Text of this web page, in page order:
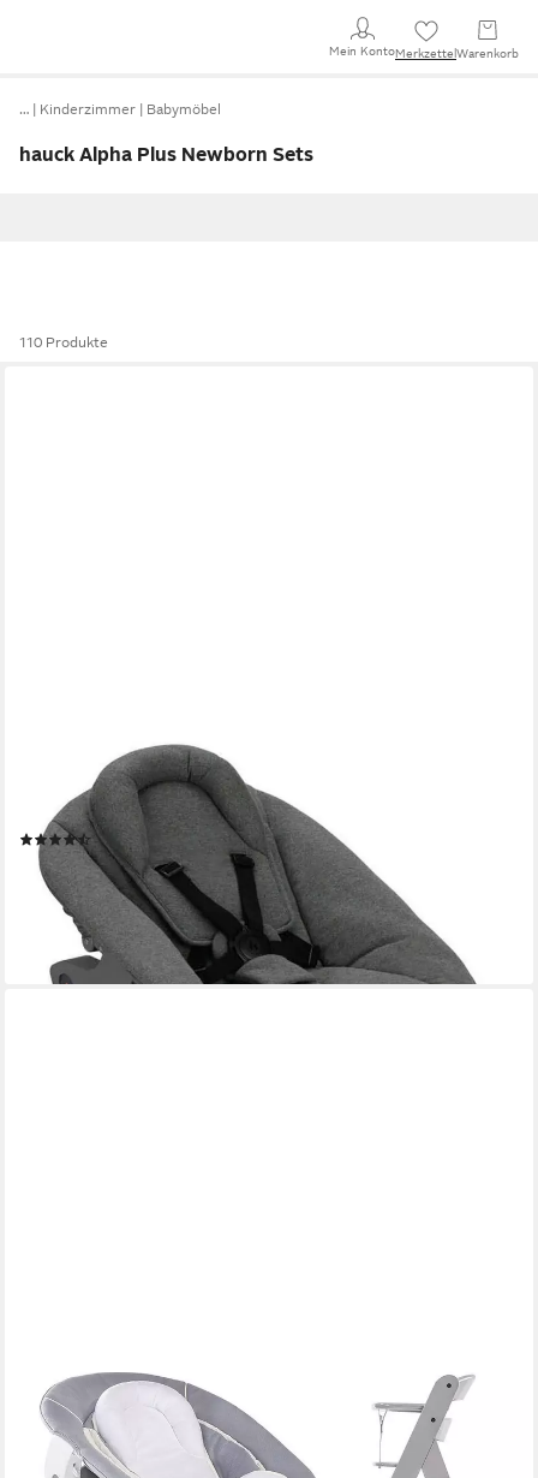
Mein KontoMerkzettel Warenkorb
… Kinderzimmer Babymöbel
hauck Alpha Plus Newborn Sets
110 Produkte
Hochstuhl Alpha Newborn Set Plus, Dark Grey, mit Newborn
Aufsatz
(13)
ab 159,27 € UVP 199,90 €
-20%
lieferbar - in 2-3 Werktagen bei dir
HAUCK
Hochstuhl Alpha Plus Grey - Newborn Set (Set, 4 St), Holz
Babystuhl ab Geburt mit Aufsatz für Neugeborene
höhenverstellbar